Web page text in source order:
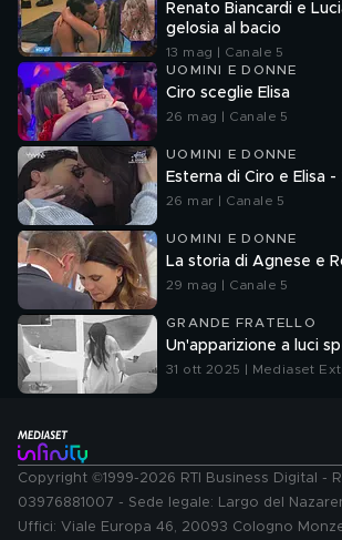
Renato Biancardi e
gelosia al bacio
13 mag | Canale 5
UOMINI E DONNE
Ciro sceglie Elisa
26 mag | Canale 5
UOMINI E DONNE
Esterna di Ciro e Elisa
26 mar | Canale 5
UOMINI E DONNE
La storia di Agnese e
29 mag | Canale 5
GRANDE FRATELLO
Un'apparizione a luci
31 ott 2025 | Mediaset
Copyright ©1999-2026 RTI Business Digital -
03976881007 - Sede legale: Largo del
Uffici: Viale Europa 46, 20093 Cologno